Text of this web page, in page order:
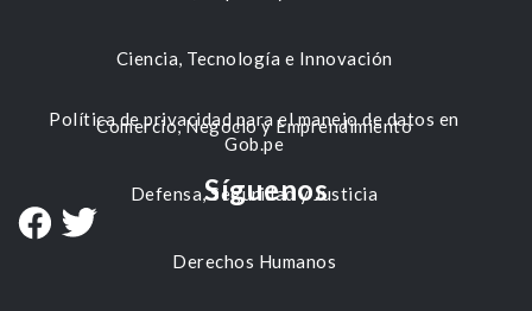
Ciencia, Tecnología e Innovación
Comercio, Negocio y Emprendimiento
Defensa, Seguridad y Justicia
Derechos Humanos
Política de privacidad para el manejo de datos en
Gob.pe
Síguenos